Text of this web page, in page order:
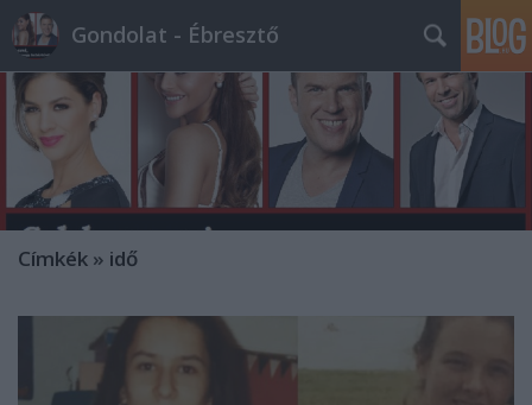
Gondolat - Ébresztő
Címkék » idő